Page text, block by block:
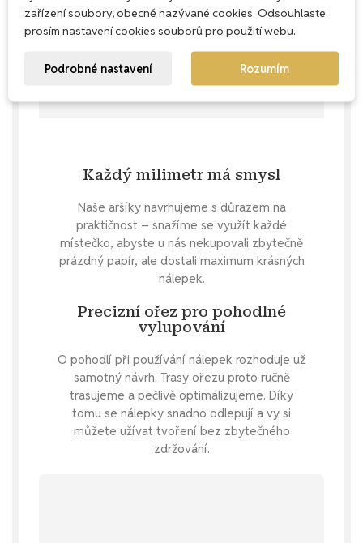
Každý milimetr má smysl
Naše aršíky navrhujeme s důrazem na
praktičnost – snažíme se využít každé
místečko, abyste u nás nekupovali zbytečně
prázdný papír, ale dostali maximum krásných
nálepek.
Precizní ořez pro pohodlné
vylupování
O pohodlí při používání nálepek rozhoduje už
samotný návrh. Trasy ořezu proto ručně
trasujeme a pečlivě optimalizujeme. Díky
tomu se nálepky snadno odlepují a vy si
můžete užívat tvoření bez zbytečného
zdržování.
zařízení soubory, obecně nazývané cookies. Odsouhlaste
prosím nastavení cookies souborů pro použití webu.
Podrobné nastavení Rozumím